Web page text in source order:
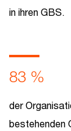
in ihren GBS.
83 %
der
bestehenden